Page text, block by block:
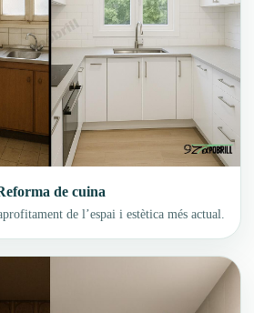
de cuina
de l’espai i estètica més actual.